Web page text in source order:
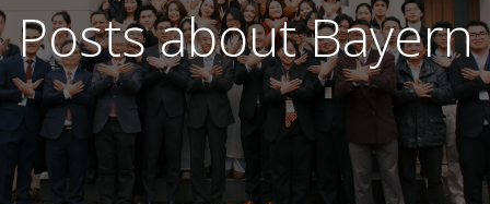
Posts about Bayern